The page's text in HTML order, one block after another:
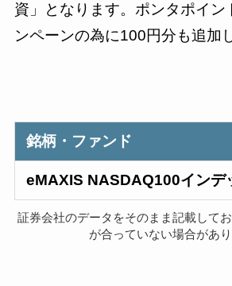
資」となります。ポンタポイン
ンペーンの為に100円分も追加
銘柄・ファンド
eMAXIS NASDAQ100インデ
証券会社のデータをそのまま記載して
が合っていない場合があり